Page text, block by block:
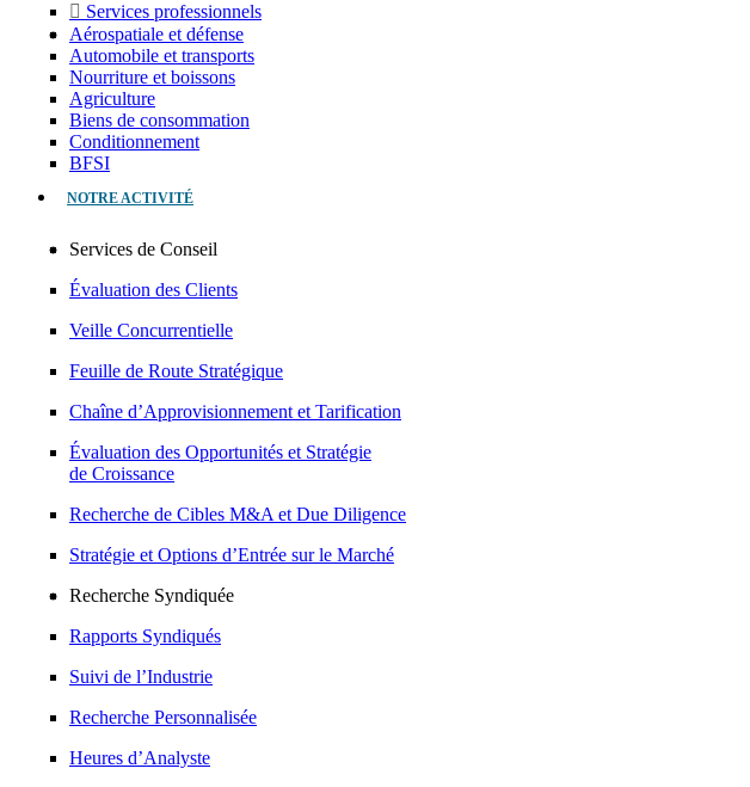
Services professionnels
Aérospatiale et défense
Automobile et transports
Nourriture et boissons
Agriculture
Biens de consommation
Conditionnement
BFSI
NOTRE ACTIVITÉ
Services de Conseil
Évaluation des Clients
Veille Concurrentielle
Feuille de Route Stratégique
Chaîne d’Approvisionnement et Tarification
Évaluation des Opportunités et Stratégie
de Croissance
Recherche de Cibles M&A et Due Diligence
Stratégie et Options d’Entrée sur le Marché
Recherche Syndiquée
Rapports Syndiqués
Suivi de l’Industrie
Recherche Personnalisée
Heures d’Analyste